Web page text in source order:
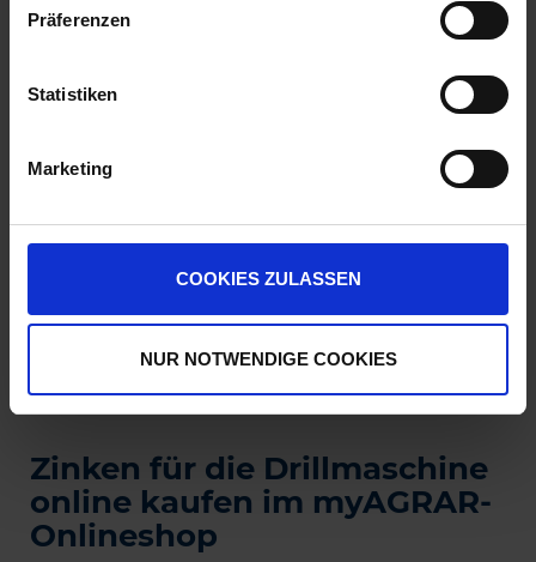
Präferenzen
Statistiken
Marketing
COOKIES ZULASSEN
NUR NOTWENDIGE COOKIES
Artikel pro Seite
Zinken für die Drillmaschine
online kaufen im myAGRAR-
Onlineshop